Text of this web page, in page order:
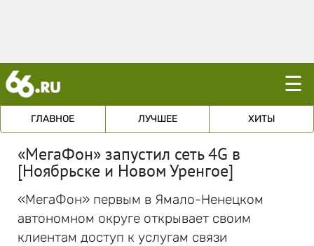
☰
ГЛАВНОЕ ЛУЧШЕЕ ХИТЫ
«МегаФон» запустил сеть 4G в
[Ноябрьске и Новом Уренгое]
«МегаФон» первым в Ямало-Ненецком
автономном округе открывает своим
клиентам доступ к услугам связи